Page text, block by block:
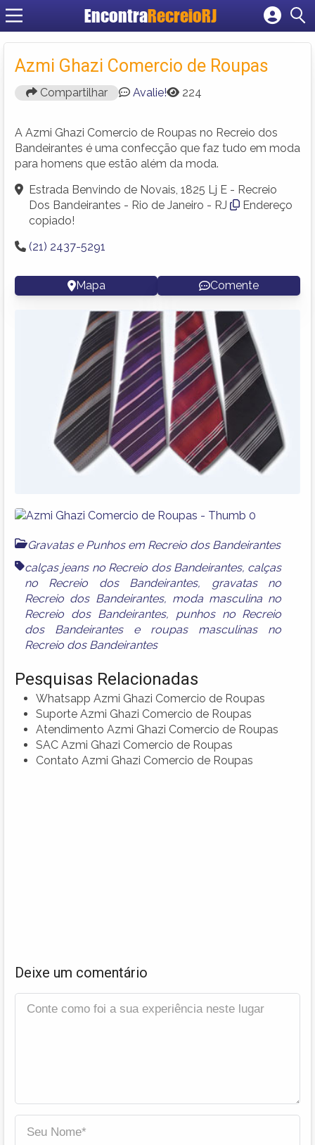
EncontraRecreioRJ
Cadastrar empresa
Criar conta
Azmi Ghazi Comercio de Roupas
Compartilhar Avalie! 224
A Azmi Ghazi Comercio de Roupas no Recreio dos
Bandeirantes é uma confecção que faz tudo em moda
para homens que estão além da moda.
Estrada Benvindo de Novais, 1825 Lj E - Recreio
Dos Bandeirantes - Rio de Janeiro - RJ
Endereço
copiado!
(21) 2437-5291
Mapa Comente
Gravatas e Punhos em Recreio dos Bandeirantes
calças jeans no Recreio dos Bandeirantes, calças
no Recreio dos Bandeirantes, gravatas no
Recreio dos Bandeirantes, moda masculina no
Recreio dos Bandeirantes, punhos no Recreio
dos Bandeirantese roupas masculinas no
Recreio dos Bandeirantes
Pesquisas Relacionadas
Whatsapp Azmi Ghazi Comercio de Roupas
Suporte Azmi Ghazi Comercio de Roupas
Atendimento Azmi Ghazi Comercio de Roupas
SAC Azmi Ghazi Comercio de Roupas
Contato Azmi Ghazi Comercio de Roupas
Deixe um comentário